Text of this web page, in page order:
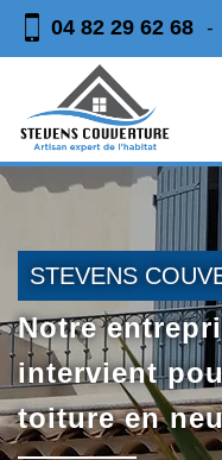
04 82 29 62 68 -
STEVENS
Notre
intervient
toiture en